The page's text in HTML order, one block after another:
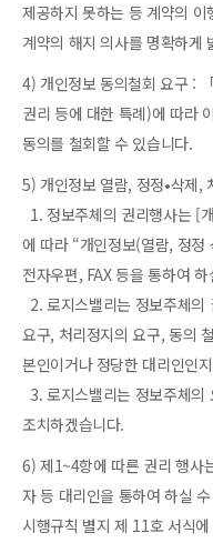
제공하지 못하는 등 계약의
계약의 해지 의사를 명확하게
4) 개인정보 동의철회 요구 :
권리 등에 대한 특례)에 따라
동의를 철회할 수 있습니다.
5) 개인정보 열람, 정정•삭제,
1. 정보주체의 권리행사는 [
에 따라 “개인정보(열람, 정
전자우편, FAX 등을 통하여
2. 로지스밸리는 정보주체의
요구, 처리정지의 요구, 동의
본인이거나 정당한 대리인인
3. 로지스밸리는 정보주체의
조치하겠습니다.
6) 제1~4항에 따른 권리 행사
자 등 대리인을 통하여 하실
시행규칙 별지 제 11호 서식